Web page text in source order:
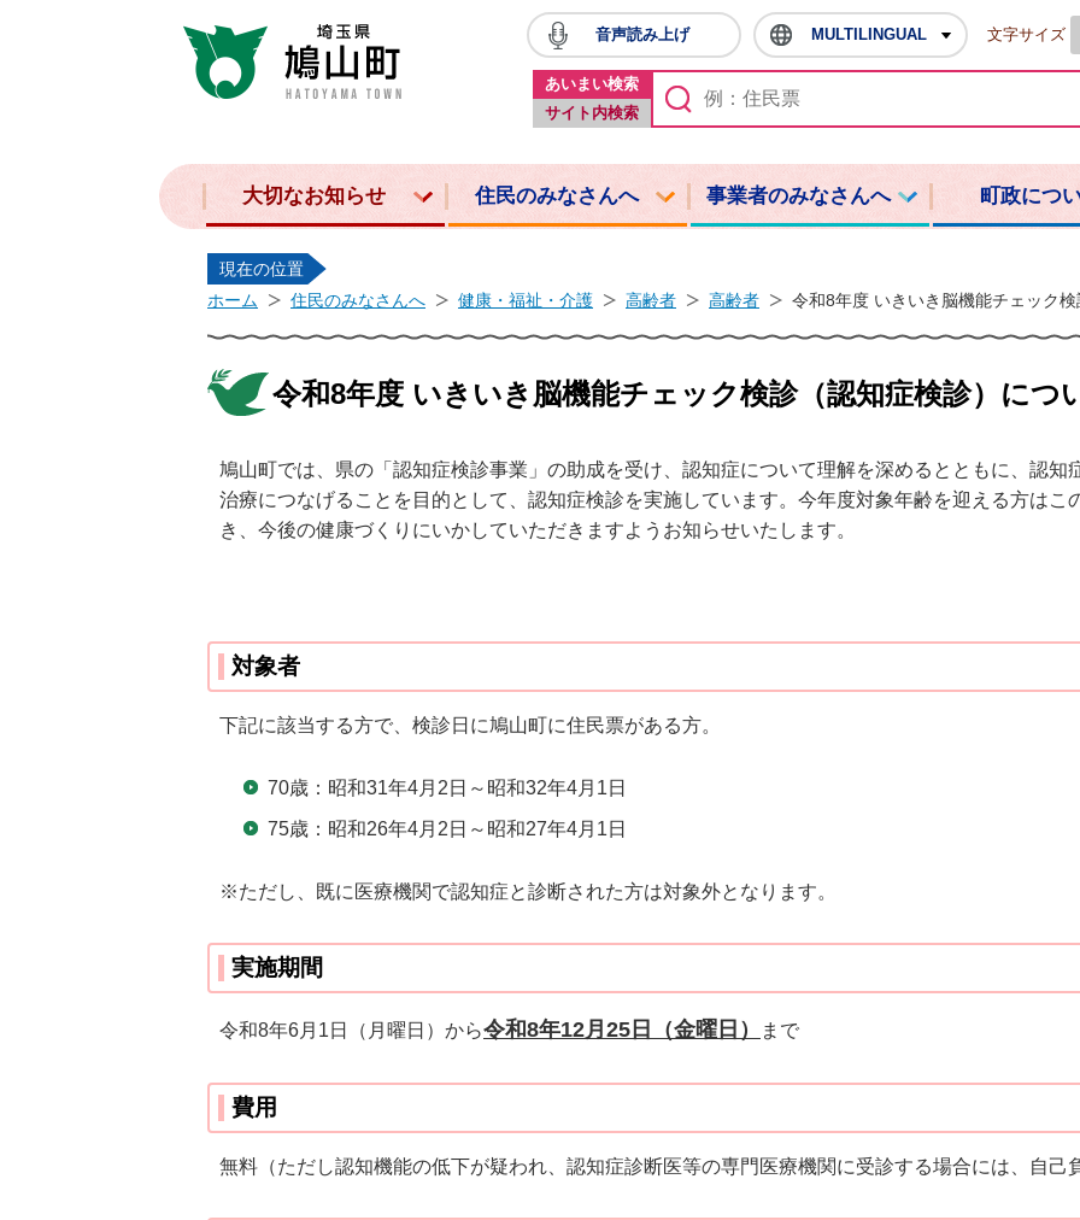
鳩山町ホームページ
音声読み上げ MULTILINGUAL 文字サイズ
あいまい検索
サイト内検索
大切なお知らせ 住民のみなさんへ 事業者のみなさんへ 町政につ
現在の位置
ホーム
住民のみなさんへ 健康・福祉・介護 高齢者 高齢者 令和8年度 いきいき脳機能チェック
令和8年度 いきいき脳機能チェック検診（認知症検診）につ
鳩山町では、県の「認知症検診事業」の助成を受け、認知症について理解を深めるとともに、認知
治療につなげることを目的として、認知症検診を実施しています。今年度対象年齢を迎える方はこ
き、今後の健康づくりにいかしていただきますようお知らせいたします。
対象者
下記に該当する方で、検診日に鳩山町に住民票がある方。
70歳：昭和31年4月2日～昭和32年4月1日
75歳：昭和26年4月2日～昭和27年4月1日
※ただし、既に医療機関で認知症と診断された方は対象外となります。
実施期間
令和8年6月1日（月曜日）から令和8年12月25日（金曜日） まで
費用
無料（ただし認知機能の低下が疑われ、認知症診断医等の専門医療機関に受診する場合には、自己